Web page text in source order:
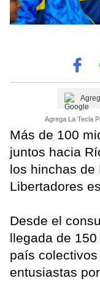
Agrega La Tecla
Más de 100
juntos hacia
los hinchas de
Libertadores
Desde el
llegada de
país
entusiastas